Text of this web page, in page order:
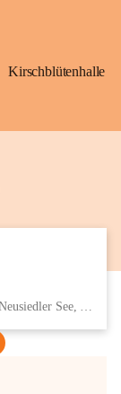
Kirschblütenhalle
Eisenstädter Straße 18, 7091 Breitenbrunn am Neusiedler See, AUT